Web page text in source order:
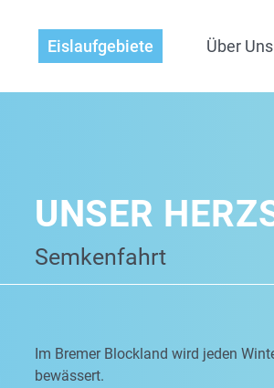
Eislaufgebiete Über Uns
UNSER
Semkenfahrt
Im Bremer Blockland wird jeden
bewässert.